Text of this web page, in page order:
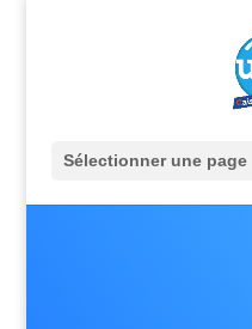
Sélectionner une page